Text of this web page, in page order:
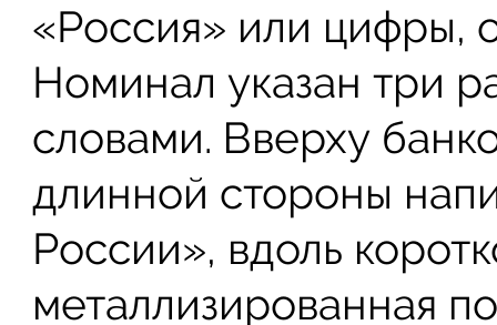
«Россия» или цифры,
Номинал указан три
словами. Вверху
длинной стороны
России», вдоль
металлизированная